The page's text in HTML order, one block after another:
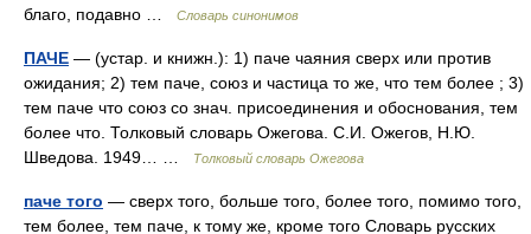
благо, подавно …
Словарь синонимов
ПАЧЕ — (устар. и книжн.): 1) паче чаяния сверх или против
ожидания; 2) тем паче, союз и частица то же, что тем более ; 3)
тем паче что союз со знач. присоединения и обоснования, тем
более что. Толковый словарь Ожегова. С.И. Ожегов, Н.Ю.
Шведова. 1949… …
Толковый словарь Ожегова
паче того — сверх того, больше того, более того, помимо того,
тем более, тем паче, к тому же, кроме того Словарь русских